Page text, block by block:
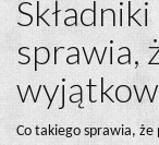
sprawia,
Co takiego sprawia, że